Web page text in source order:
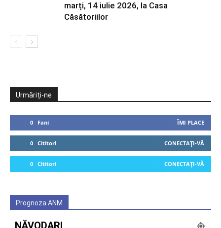
marți, 14 iulie 2026, la Casa
Căsătoriilor
Urmăriți-ne
0 Fani ÎMI PLACE
0 Cititori CONECTAȚI-VĂ
0 Cititori CONECTAȚI-VĂ
Prognoza ANM
NĂVODARI